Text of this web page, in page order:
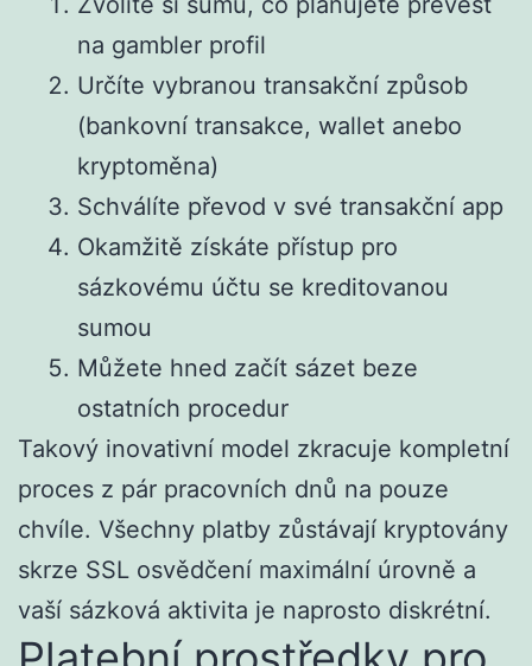
na gambler profil
Určíte vybranou transakční způsob
(bankovní transakce, wallet anebo
kryptoměna)
Schválíte převod v své transakční app
Okamžitě získáte přístup pro
sázkovému účtu se kreditovanou
sumou
Můžete hned začít sázet beze
ostatních procedur
Takový inovativní model zkracuje kompletní
proces z pár pracovních dnů na pouze
chvíle. Všechny platby zůstávají kryptovány
skrze SSL osvědčení maximální úrovně a
vaší sázková aktivita je naprosto diskrétní.